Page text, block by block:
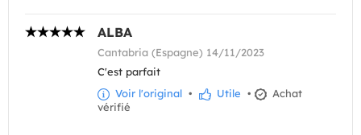
ALBA
Cantabria (Espagne) 14/11/2023
C'est parfait
Voir l'original • Utile •
Achat
vérifié